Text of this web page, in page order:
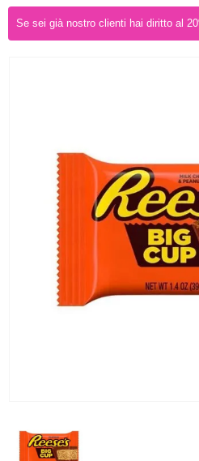
Se sei già nostro clienti hai diritto al